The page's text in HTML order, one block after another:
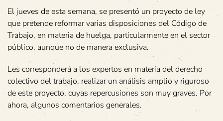
El jueves de esta semana, se presentó un proyecto de ley
que pretende reformar varias disposiciones del Código de
Trabajo, en materia de huelga, particularmente en el sector
público, aunque no de manera exclusiva.
Les corresponderá a los expertos en materia del derecho
colectivo del trabajo, realizar un análisis amplio y riguroso
de este proyecto, cuyas repercusiones son muy graves. Por
ahora, algunos comentarios generales.